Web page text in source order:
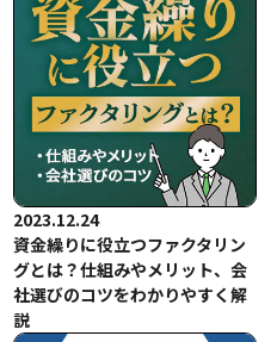
2023.12.24
資金繰りに役立つファクタリン
グとは？仕組みやメリット、会
社選びのコツをわかりやすく解
説